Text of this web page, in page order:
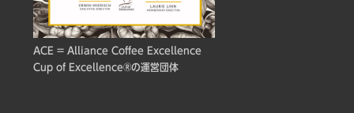
ACE = Alliance Coffee Excellence
Cup of Excellence®の運営団体